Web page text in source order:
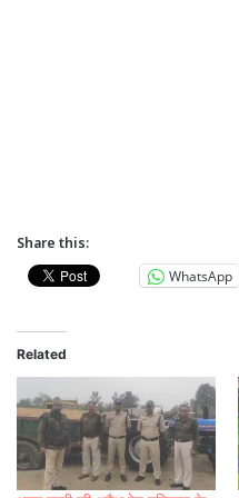
Share this:
WhatsApp
Related